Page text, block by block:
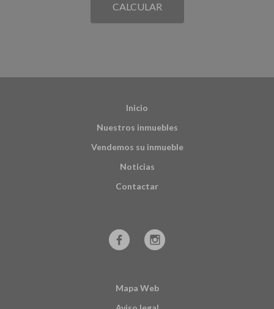
CALCULAR
Inicio
Nuestros inmuebles
Vendemos su inmueble
Noticias
Contactar
Mapa Web